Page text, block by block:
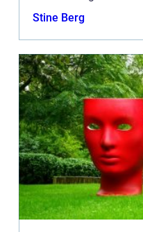
rundt blandt gæsterne...
Stine Berg